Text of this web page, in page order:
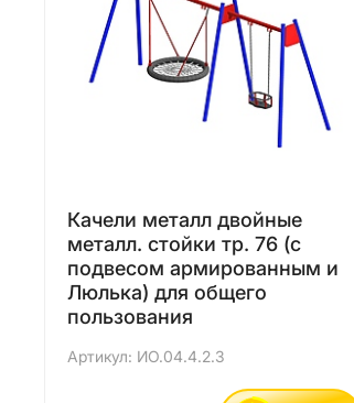
Качели металл двойные
металл. стойки тр. 76 (с
подвесом армированным и
Люлька) для общего
пользования
Артикул: ИО.04.4.2.3